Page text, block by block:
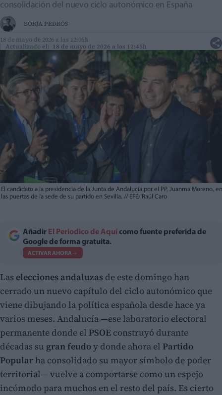
consolidación del nuevo ciclo autonómico en España
BORJA PEDRÓS
18 de mayo de 2026 a las 12:05h
Actualizado el: 18 de mayo de 2026 a las 12:45h
El candidato a la presidencia de la Junta de Andalucía por el PP, Juanma Moreno, en
las puertas de la sede de su partido en Sevilla. // EFE/ Raúl Caro
Añadir El Periodico de Aquí como fuente preferida de
Google de forma gratuita.
ACTIVAR AHORA
Las elecciones andaluzas de este domingo han
cerrado un nuevo capítulo del ciclo autonómico que
viene dibujando la política española desde hace ya
varios meses. Andalucía —ese laboratorio electoral
permanente donde el PSOE construyó durante
décadas su gran feudoy donde ahora el Partido
Popular ha consolidado su mayor símbolo de poder
territorial— vuelve a comportarse como un espejo
incómodo para muchos en el resto del país. Es cierto